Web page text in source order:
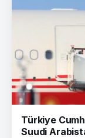
Türkiye
Suudi